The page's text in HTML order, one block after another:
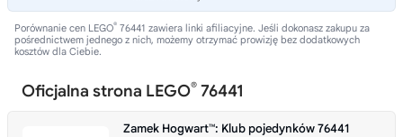
Porównanie cen LEGO® 76441 zawiera linki afiliacyjne. Jeśli dokonasz zakupu za
pośrednictwem jednego z nich, możemy otrzymać prowizję bez dodatkowych
kosztów dla Ciebie.
Oficjalna strona LEGO® 76441
Zamek Hogwart™: Klub pojedynków 76441